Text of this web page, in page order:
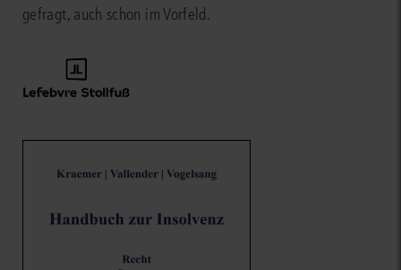
gefragt, auch schon im Vorfeld.